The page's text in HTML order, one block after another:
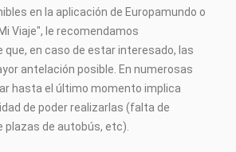
en la aplicación de Europamundo o
Viaje", le recomendamos
en caso de estar interesado, las
antelación posible. En numerosas
hasta el último momento implica
de poder realizarlas (falta de
plazas de autobús, etc).